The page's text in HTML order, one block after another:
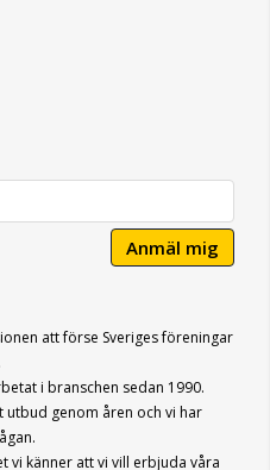
Anmäl mig
att förse Sveriges föreningar
i branschen sedan 1990.
utbud genom åren och vi har
vi känner att vi vill erbjuda våra